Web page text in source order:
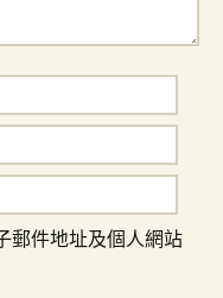
郵件地址及個人網站